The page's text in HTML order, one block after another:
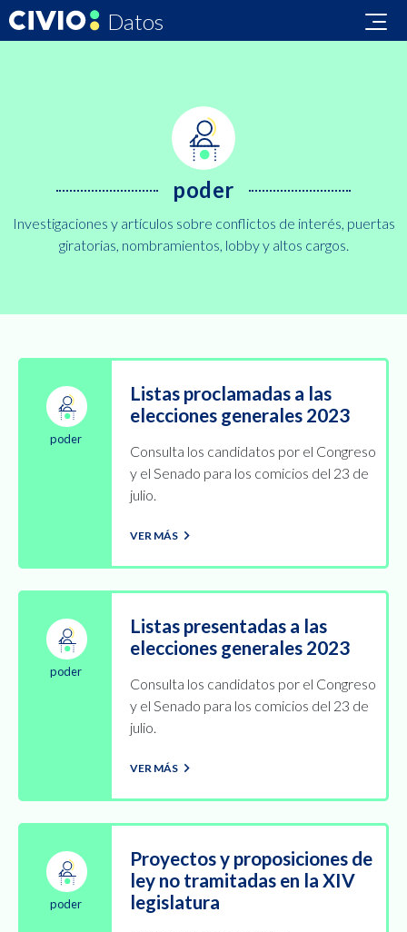
Datos
Sobre
Civio
Datos
poder
Investigaciones y artículos sobre conflictos de interés, puertas
giratorias, nombramientos, lobby y altos cargos.
poder
Listas proclamadas a las
elecciones generales 2023
Consulta los candidatos por el Congreso
y el Senado para los comicios del 23 de
julio.
VER MÁS
poder
Listas presentadas a las
elecciones generales 2023
Consulta los candidatos por el Congreso
y el Senado para los comicios del 23 de
julio.
VER MÁS
poder
Proyectos y proposiciones de
ley no tramitadas en la XIV
legislatura